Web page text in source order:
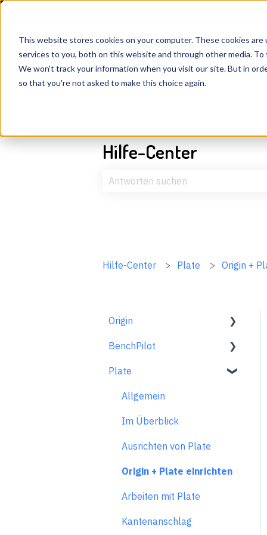
This website stores cookies on your computer. These cookies
services to you, both on this website and through other media.
We won't track your information when you visit our site. But in
so that you're not asked to make this choice again.
Hilfe-Center
Hilfe-Center Plate Origin +
Origin
Erste Schritte
Arbeitsplatz einrichten
Scannen-Modus
Gestalten-Modus
Extensions
Fräsen-Modus
Frästechniken und -
BenchPilot
Mit BenchPilot verbinden
Einstellungen vor dem
des Fräsens
Fehlerbehebung
Plate
Allgemein
Im Überblick
Ausrichten von Plate
Origin + Plate einrichten
Arbeiten mit Plate
Kantenanschlag